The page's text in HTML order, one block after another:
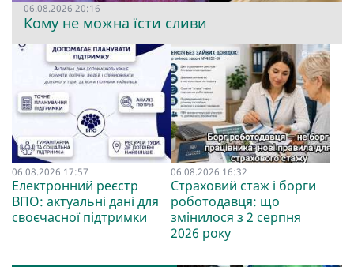
06.08.2026 20:16
Кому не можна їсти сливи
06.08.2026 17:57
Електронний реєстр
ВПО: актуальні дані для
своєчасної підтримки
06.08.2026 16:32
Страховий стаж і борги
роботодавця: що
змінилося з 2 серпня
2026 року